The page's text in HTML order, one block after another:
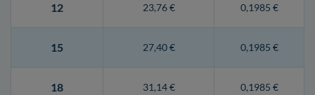
12 23,76 € 0,1985 €
15 27,40 € 0,1985 €
18 31,14 € 0,1985 €